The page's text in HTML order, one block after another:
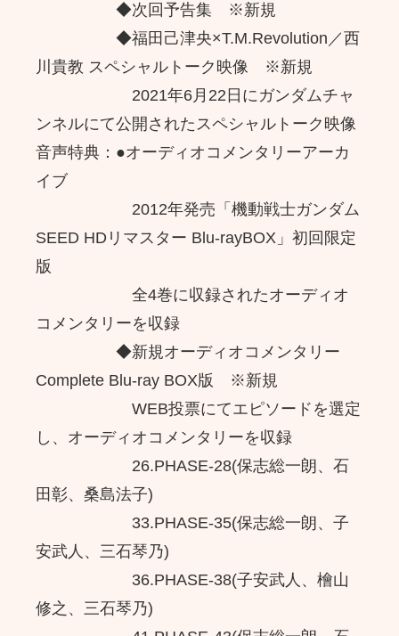
◆次回予告集 ※新規
◆福田己津央×T.M.Revolution／西
川貴教 スペシャルトーク映像 ※新規
2021年6月22日にガンダムチャ
ンネルにて公開されたスペシャルトーク映像
音声特典：●オーディオコメンタリーアーカ
イブ
2012年発売「機動戦士ガンダム
SEED HDリマスター Blu-rayBOX」初回限定
版
全4巻に収録されたオーディオ
コメンタリーを収録
◆新規オーディオコメンタリー
Complete Blu-ray BOX版 ※新規
WEB投票にてエピソードを選定
し、オーディオコメンタリーを収録
26.PHASE-28(保志総一朗、石
田彰、桑島法子)
33.PHASE-35(保志総一朗、子
安武人、三石琴乃)
36.PHASE-38(子安武人、檜山
修之、三石琴乃)